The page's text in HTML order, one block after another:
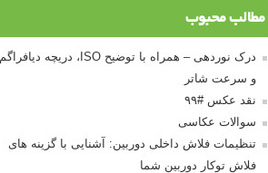
مطالب محبوب
درک نوردهی – همراه با توضیح ISO، دریچه دیافراگم
و سرعت شاتر
نقد عکس #۹۹
سوالات عکاسی
تنظیمات فلاش داخلی دوربین: آشنایی با گزینه های
فلاش توکار دوربین شما